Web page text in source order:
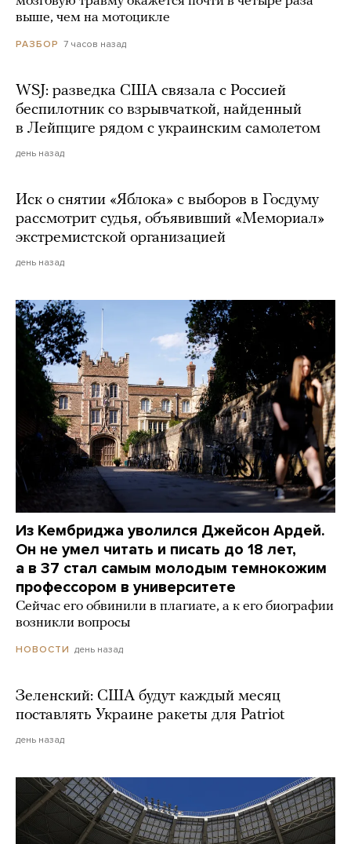
выше, чем на мотоцикле
РАЗБОР 7 часов назад
WSJ: разведка США связала с Россией
беспилотник со взрывчаткой, найденный
в Лейпциге рядом с украинским самолетом
день назад
Иск о снятии «Яблока» с выборов в Госдуму
рассмотрит судья, объявивший «Мемориал»
экстремистской организацией
день назад
Из Кембриджа уволился Джейсон Ардей.
Он не умел читать и писать до 18 лет,
а в 37 стал самым молодым темнокожим
профессором в университете
Сейчас его обвинили в плагиате, а к его биографии
возникли вопросы
НОВОСТИ день назад
Зеленский: США будут каждый месяц
поставлять Украине ракеты для Patriot
день назад